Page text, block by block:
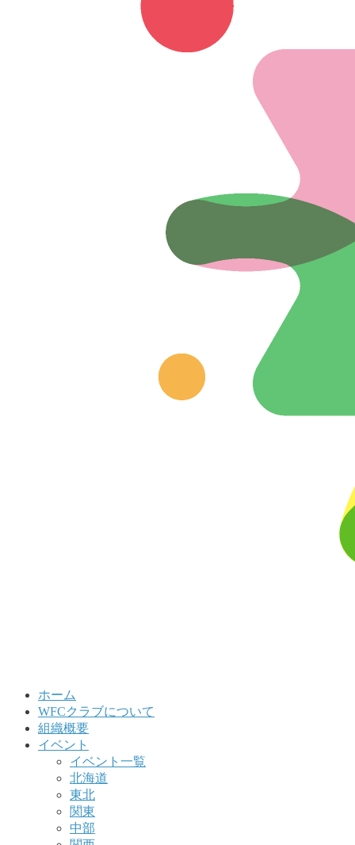
ホーム
WFCクラブについて
組織概要
イベント
イベント一覧
北海道
東北
関東
中部